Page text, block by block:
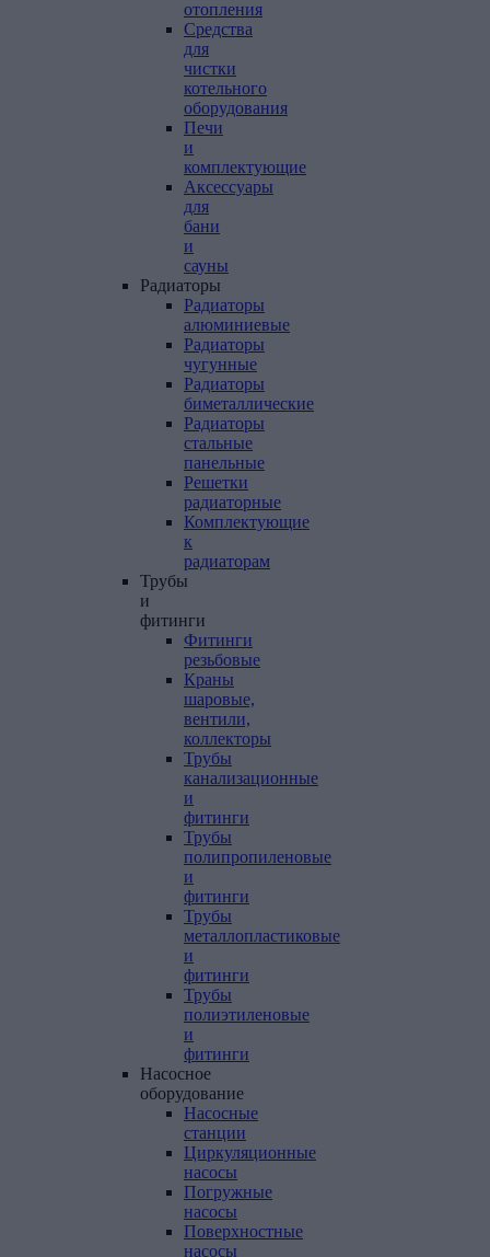
отопления
Средства
для
чистки
котельного
оборудования
Печи
и
комплектующие
Аксессуары
для
бани
и
сауны
Радиаторы
Радиаторы
алюминиевые
Радиаторы
чугунные
Радиаторы
биметаллические
Радиаторы
стальные
панельные
Решетки
радиаторные
Комплектующие
к
радиаторам
Трубы
и
фитинги
Фитинги
резьбовые
Краны
шаровые,
вентили,
коллекторы
Трубы
канализационные
и
фитинги
Трубы
полипропиленовые
и
фитинги
Трубы
металлопластиковые
и
фитинги
Трубы
полиэтиленовые
и
фитинги
Насосное
оборудование
Насосные
станции
Циркуляционные
насосы
Погружные
насосы
Поверхностные
насосы